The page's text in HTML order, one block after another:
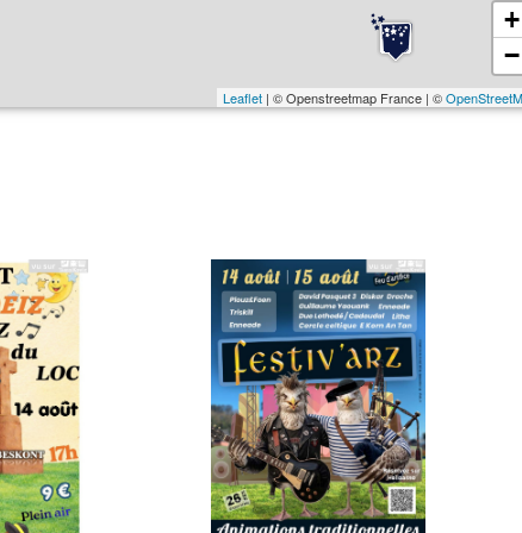
+
−
Leaflet| © Openstreetmap France | ©